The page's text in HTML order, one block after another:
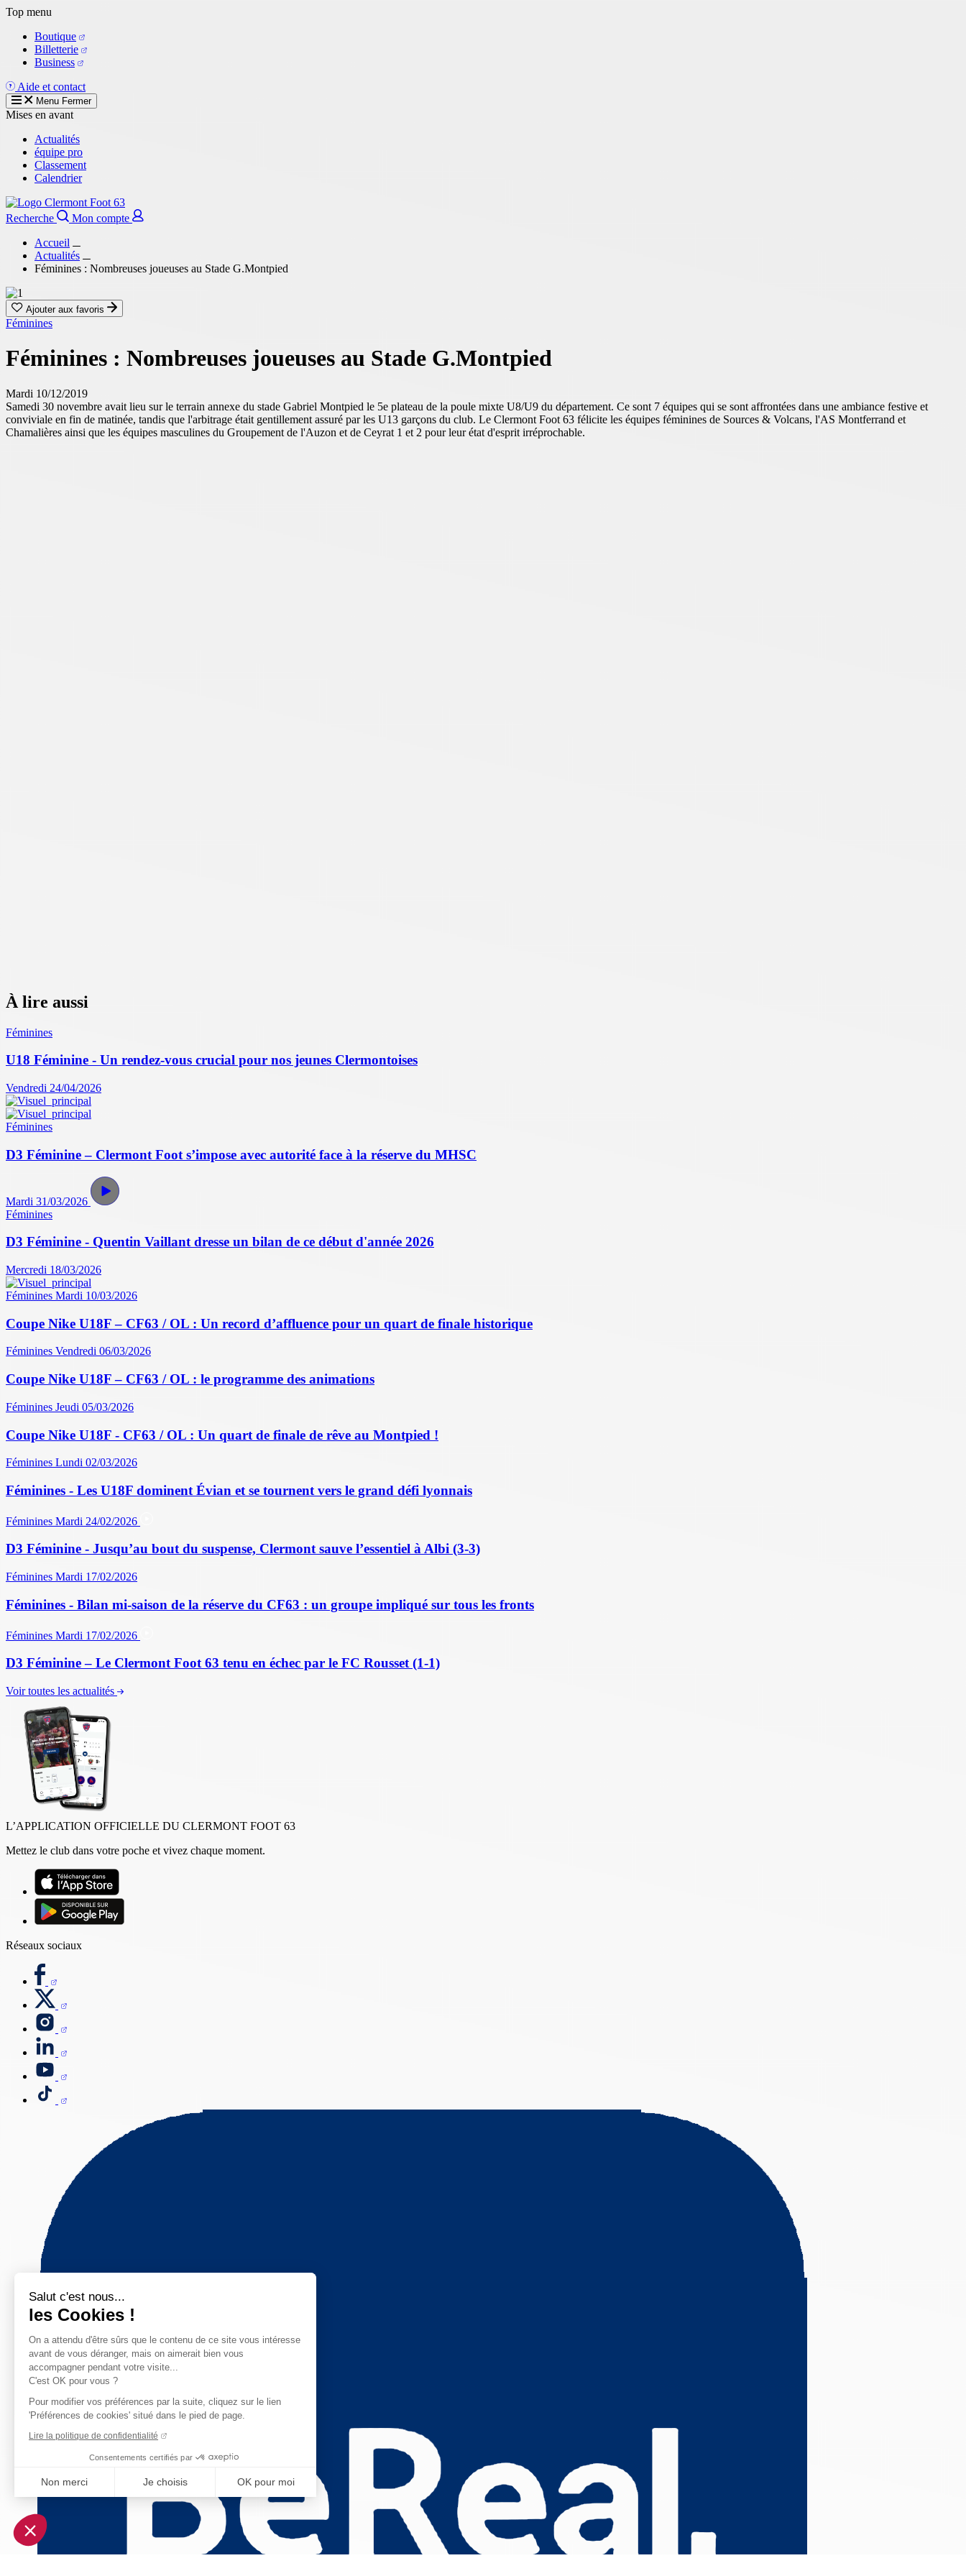
Salut c'est nous...
les Cookies !
On a attendu d'être sûrs que le contenu de ce site vous intéresse
avant de vous déranger, mais on aimerait bien vous
accompagner pendant votre visite...
C'est OK pour vous ?
Pour modifier vos préférences par la suite, cliquez sur le lien
'Préférences de cookies' situé dans le pied de page.
Lire la politique de confidentialité
Consentements certifiés par
Non merci Je choisis OK pour moi
Plateforme de Gestion du Consentement : Personnalisez vos Options
Notre plateforme vous permet d'adapter et de gérer vos paramètres de confidentialité, en garantissant la conformité avec les réglementations. Personnalisez vos préférences pour
Aller
contenu
principal
Top menu
Boutique
Billetterie
Business
Aide et contact
Menu Fermer
Mises en avant
Actualités
équipe pro
Classement
Calendrier
Recherche
Mon compte
Accueil
Actualités
Féminines : Nombreuses joueuses au Stade G.Montpied
Ajouter aux favoris
Féminines
Féminines : Nombreuses joueuses au Stade G.Montpied
Mardi 10/12/2019
Samedi 30 novembre avait lieu sur le terrain annexe du stade Gabriel Montpied le 5e plateau de la poule mixte U8/U9 du département. Ce sont 7 équipes qui se sont affrontées dans une ambiance festive et
conviviale en fin de matinée, tandis que l'arbitrage était gentillement assuré par les U13 garçons du club. Le Clermont Foot 63 félicite les équipes féminines de Sources & Volcans, l'AS Montferrand et
Chamalières ainsi que les équipes masculines du Groupement de l'Auzon et de Ceyrat 1 et 2 pour leur état d'esprit irréprochable.
À lire aussi
Féminines
U18 Féminine - Un rendez-vous crucial pour nos jeunes Clermontoises
Vendredi 24/04/2026
Féminines
D3 Féminine – Clermont Foot s’impose avec autorité face à la réserve du MHSC
Mardi 31/03/2026
Féminines
D3 Féminine - Quentin Vaillant dresse un bilan de ce début d'année 2026
Mercredi 18/03/2026
Féminines Mardi 10/03/2026
Coupe Nike U18F – CF63 / OL : Un record d’affluence pour un quart de finale historique
Féminines Vendredi 06/03/2026
Coupe Nike U18F – CF63 / OL : le programme des animations
Féminines Jeudi 05/03/2026
Coupe Nike U18F - CF63 / OL : Un quart de finale de rêve au Montpied !
Féminines Lundi 02/03/2026
Féminines - Les U18F dominent Évian et se tournent vers le grand défi lyonnais
Féminines Mardi 24/02/2026
D3 Féminine - Jusqu’au bout du suspense, Clermont sauve l’essentiel à Albi (3-3)
Féminines Mardi 17/02/2026
Féminines - Bilan mi-saison de la réserve du CF63 : un groupe impliqué sur tous les fronts
Féminines Mardi 17/02/2026
D3 Féminine – Le Clermont Foot 63 tenu en échec par le FC Rousset (1-1)
Voir toutes les actualités
L’APPLICATION OFFICIELLE DU CLERMONT FOOT 63
Mettez le club dans votre poche et vivez chaque moment.
Réseaux sociaux